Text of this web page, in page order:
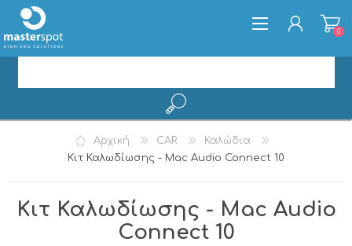
ΕΓΓΡΑΦΉ
ΣΎΝΔΕΣΗ
0
Αρχική CAR
Καλώδια
Κιτ Καλωδίωσης - Mac Audio Connect 10
Κιτ Καλωδίωσης - Mac Audio
Connect 10